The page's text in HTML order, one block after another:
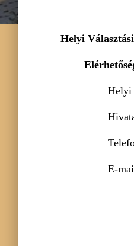
Helyi
Helyi
E-